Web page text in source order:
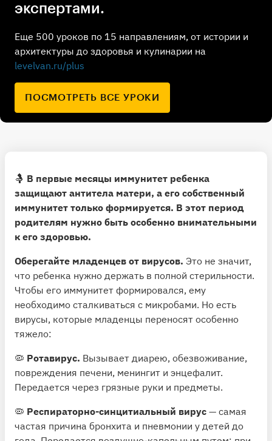
экспертами.
Еще 500 уроков по 15 направлениям, от истории и
архитектуры до здоровья и кулинарии на
levelvan.ru/plus
ПОСМОТРЕТЬ ВСЕ УРОКИ
🤱 В первые месяцы иммунитет ребенка
защищают антитела матери, а его собственный
иммунитет только формируется. В этот период
родителям нужно быть особенно внимательными
к его здоровью.
Оберегайте младенцев от вирусов. Это не значит,
что ребенка нужно держать в полной стерильности.
Чтобы его иммунитет формировался, ему
необходимо сталкиваться с микробами. Но есть
вирусы, которые младенцы переносят особенно
тяжело:
🦠 Ротавирус. Вызывает диарею, обезвоживание,
повреждения печени, менингит и энцефалит.
Передается через грязные руки и предметы.
🦠 Респираторно-синцитиальный вирус — самая
частая причина бронхита и пневмонии у детей до